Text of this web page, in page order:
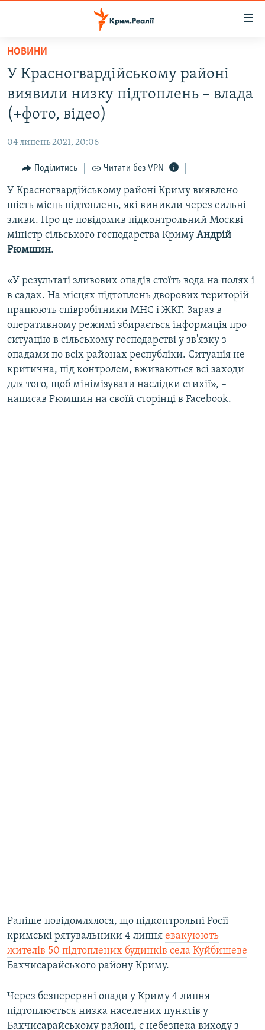
Перейти
основного
матеріалу
Перейти
до
основної
Перейти
пошуку
ВОДА.КРИМ
ВІДЕО ТА ФОТО
БЛОГИ
ПОГЛЯД
ІНТЕРВ'Ю
ВСЕ ЗА ДЕНЬ
СПЕЦПРОЕКТИ
ДЕПОРТАЦІЯ
ВІДЕОУРОКИ «ELIFBE»
СВІДЧЕННЯ ОКУПАЦІЇ
УКРАЇНСЬКА ПРОБЛЕМА КРИМУ
ІНФОГРАФІКА
ЯК ОБІЙТИ БЛОКУВАННЯ
Русский
Qırımtatar
ДОЛУЧАЙСЯ!
Усі сайти RFE/RL
НОВИНИ
У Красногвардійському районі
виявили низку підтоплень – влада
(+фото, відео)
04 липень 2021, 20:06
Поділитись Читати без VPN
У Красногвардійському районі Криму виявлено
шість місць підтоплень, які виникли через сильні
зливи. Про це повідомив підконтрольний Москві
міністр сільського господарства Криму Андрій
Рюмшин.
«У результаті зливових опадів стоїть вода на полях і
в садах. На місцях підтоплень дворових територій
працюють співробітники МНС і ЖКГ. Зараз в
оперативному режимі збирається інформація про
ситуацію в сільському господарстві у зв'язку з
опадами по всіх районах республіки. Ситуація не
критична, під контролем, вживаються всі заходи
для того, щоб мінімізувати наслідки стихії», –
написав Рюмшин на своїй сторінці в Facebook.
Раніше повідомлялося, що підконтрольні Росії
кримські рятувальники 4 липня евакуюють
жителів 50 підтоплених будинків села Куйбишеве
Бахчисарайського району Криму.
Через безперервні опади у Криму 4 липня
підтоплюється низка населених пунктів у
Бахчисарайському районі, є небезпека виходу з